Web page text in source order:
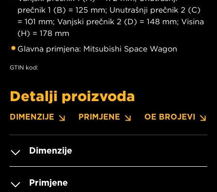
prečnik 1 (B) = 125 mm; Unutrašnji prečnik 2 (C)
= 101 mm; Vanjski prečnik 2 (D) = 148 mm; Visina
(H) = 178 mm
Glavna primjena: Mitsubishi Space Wagon
GTIN kod:
Detalji proizvoda
DIMENZIJE PRIMJENE OE BROJEVI
Dimenzije
Primjene